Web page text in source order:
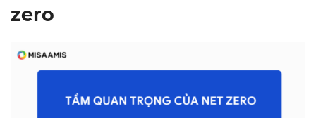
zero